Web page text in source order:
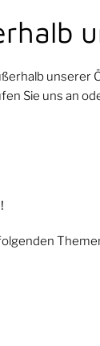
unserer
Sie uns an